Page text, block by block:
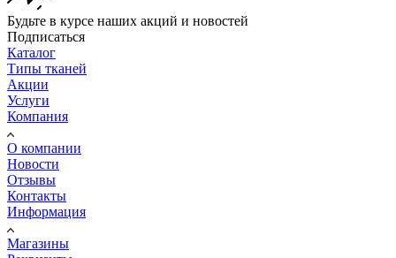
Будьте в курсе наших акций и новостей
Подписаться
Каталог
Типы тканей
Акции
Услуги
Компания
О компании
Новости
Отзывы
Контакты
Информация
Магазины